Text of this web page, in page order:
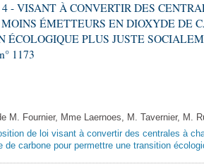
4 - VISANT À CONVERTIR DES
ÉMETTEURS EN DIOXYDE DE
ÉCOLOGIQUE PLUS JUSTE
1173
M. Fournier, Mme Laernoes, M. Tavernier, M.
de loi visant à convertir des centrales à
de carbone pour permettre une transition